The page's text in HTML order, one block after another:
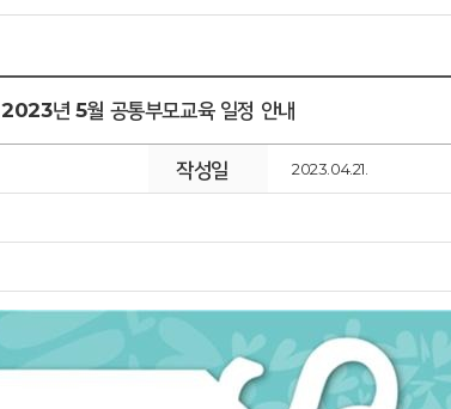
2023년 5월 공통부모교육 일정 안내
작성일 2023.04.21.